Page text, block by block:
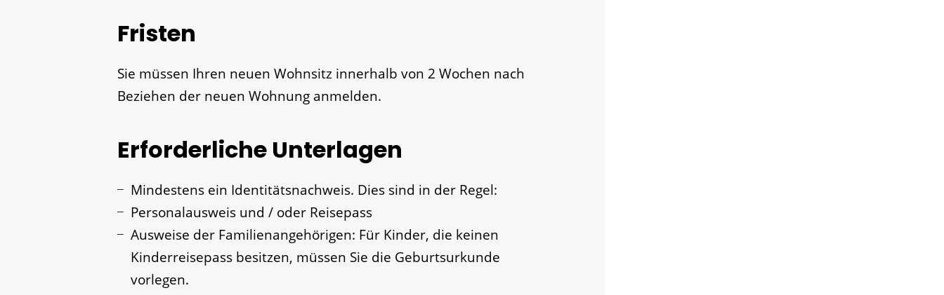
Fristen
Sie müssen Ihren neuen Wohnsitz innerhalb von 2 Wochen nach
Beziehen der neuen Wohnung anmelden.
Erforderliche Unterlagen
Mindestens ein Identitätsnachweis. Dies sind in der Regel:
Personalausweis und / oder Reisepass
Ausweise der Familienangehörigen: Für Kinder, die keinen
Kinderreisepass besitzen, müssen Sie die Geburtsurkunde
vorlegen.